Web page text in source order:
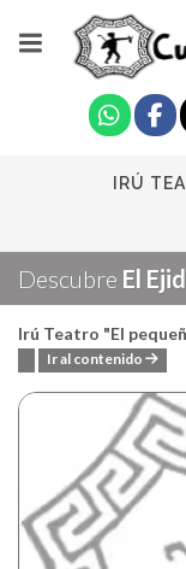
IRÚ
Descubre El
Irú Teatro "El
Ir al contenido